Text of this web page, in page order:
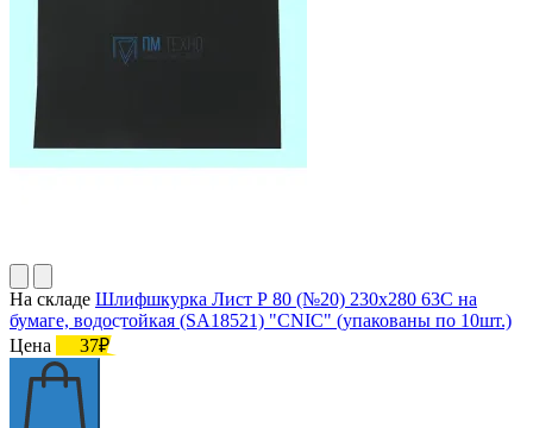
На складе Шлифшкурка Лист Р 80 (№20) 230х280 63С на
бумаге, водостойкая (SA18521) "CNIC" (упакованы по 10шт.)
Цена
37₽